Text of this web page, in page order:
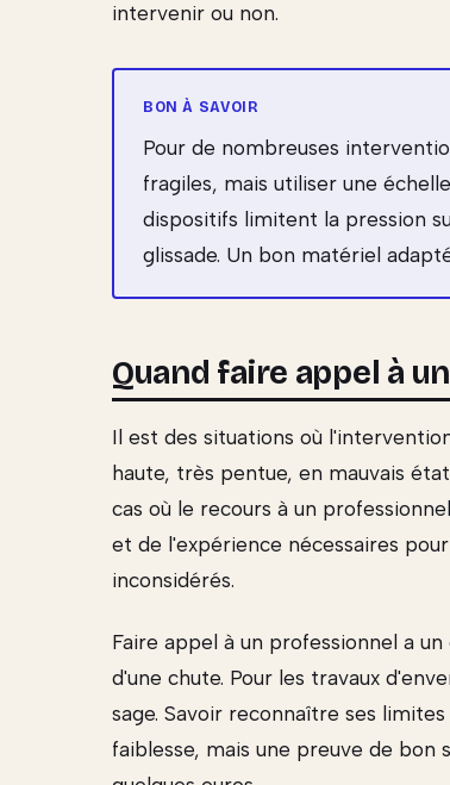
intervenir ou non.
Pour de nombreuses
fragiles, mais utiliser une
dispositifs limitent la pression
glissade. Un bon matériel
Quand faire appel à
Il est des situations où
haute, très pentue, en mauvais
cas où le recours à un
et de l'expérience nécessaires
inconsidérés.
Faire appel à un professionnel a
d'une chute. Pour les travaux
sage. Savoir reconnaître ses
faiblesse, mais une preuve de bon